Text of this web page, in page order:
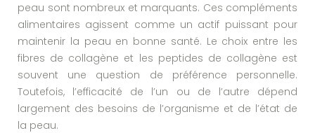
peau sont nombreux et marquants. Ces compléments
alimentaires agissent comme un actif puissant pour
maintenir la peau en bonne santé. Le choix entre les
fibres de collagène et les peptides de collagène est
souvent une question de préférence personnelle.
Toutefois, l’efficacité de l’un ou de l’autre dépend
largement des besoins de l’organisme et de l’état de
la peau.